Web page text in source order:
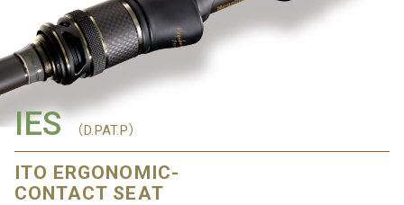
IES （D.PAT.P）
ITO ERGONOMIC-
CONTACT SEAT